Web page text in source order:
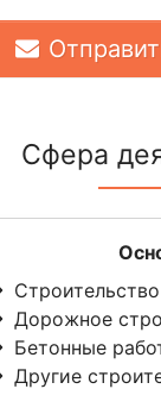
Сфера
Дорожное
Бетонные
Другие